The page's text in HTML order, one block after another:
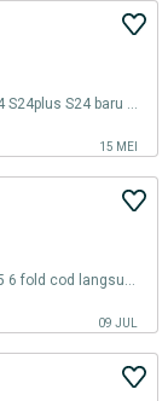
15 MEI
09 JUL